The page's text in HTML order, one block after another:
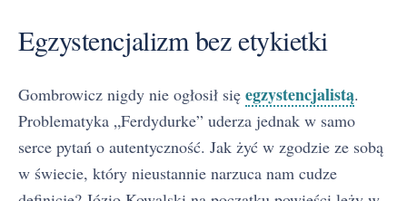
Egzystencjalizm bez etykietki
Gombrowicz nigdy nie ogłosił się egzystencjalistą.
Problematyka „Ferdydurke” uderza jednak w samo
serce pytań o autentyczność. Jak żyć w zgodzie ze sobą
w świecie, który nieustannie narzuca nam cudze